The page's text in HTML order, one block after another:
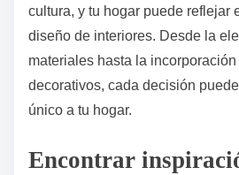
cultura, y tu hogar puede reflejar
diseño de interiores. Desde la
materiales hasta la
decorativos, cada decisión
único a tu hogar.
Encontrar